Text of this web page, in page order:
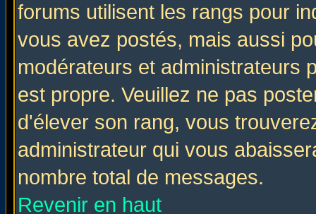
forums utilisent les rangs pour
vous avez postés, mais aussi
modérateurs et administrateurs
est propre. Veuillez ne pas
d'élever son rang, vous
administrateur qui vous
nombre total de messages.
Revenir en haut